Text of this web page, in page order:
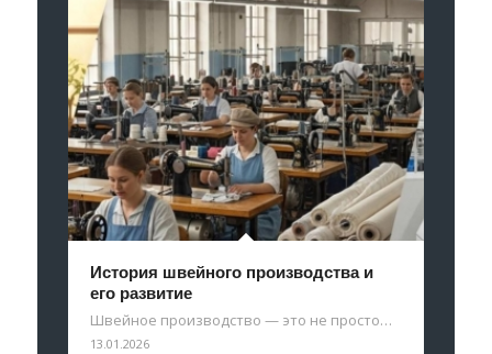
История швейного производства и
его развитие
Швейное производство — это не просто…
13.01.2026